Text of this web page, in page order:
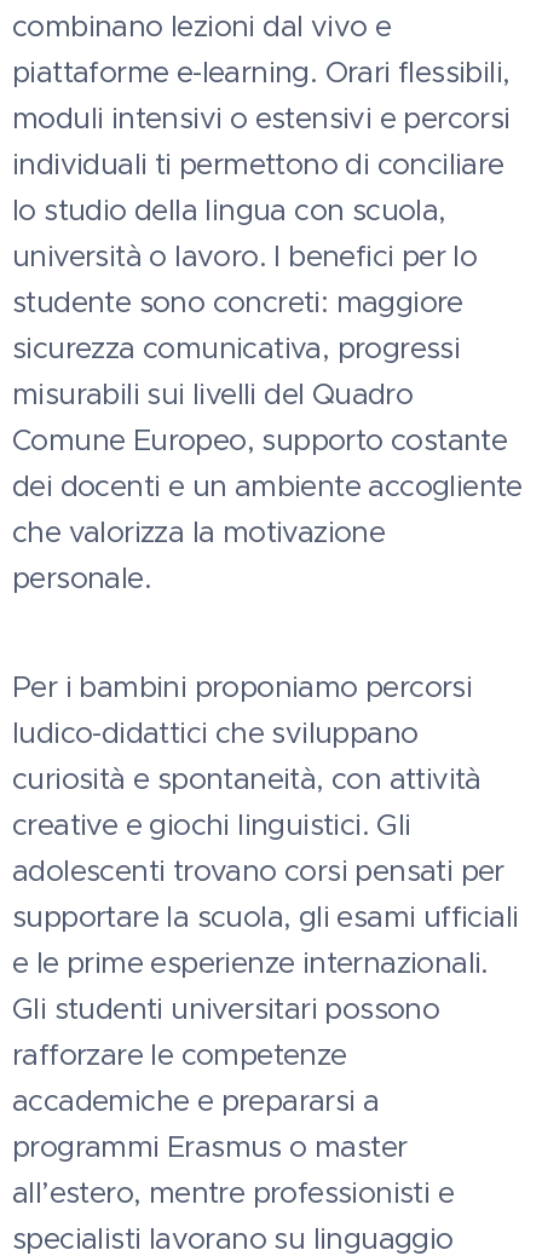
combinano lezioni dal vivo e
piattaforme e-learning. Orari flessibili,
moduli intensivi o estensivi e percorsi
individuali ti permettono di conciliare
lo studio della lingua con scuola,
università o lavoro. I benefici per lo
studente sono concreti: maggiore
sicurezza comunicativa, progressi
misurabili sui livelli del Quadro
Comune Europeo, supporto costante
dei docenti e un ambiente accogliente
che valorizza la motivazione
personale.
Per i bambini proponiamo percorsi
ludico-didattici che sviluppano
curiosità e spontaneità, con attività
creative e giochi linguistici. Gli
adolescenti trovano corsi pensati per
supportare la scuola, gli esami ufficiali
e le prime esperienze internazionali.
Gli studenti universitari possono
rafforzare le competenze
accademiche e prepararsi a
programmi Erasmus o master
all’estero, mentre professionisti e
specialisti lavorano su linguaggio